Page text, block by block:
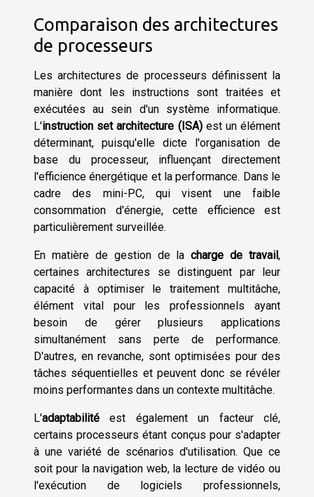
Comparaison des architectures
de processeurs
Les architectures de processeurs définissent la
manière dont les instructions sont traitées et
exécutées au sein d'un système informatique.
L'instruction set architecture (ISA)est un élément
déterminant, puisqu'elle dicte l'organisation de
base du processeur, influençant directement
l'efficience énergétique et la performance. Dans le
cadre des mini-PC, qui visent une faible
consommation d'énergie, cette efficience est
particulièrement surveillée.
En matière de gestion de lacharge de travail ,
certaines architectures se distinguent par leur
capacité à optimiser le traitement multitâche,
élément vital pour les professionnels ayant
besoin de gérer plusieurs applications
simultanément sans perte de performance.
D'autres, en revanche, sont optimisées pour des
tâches séquentielles et peuvent donc se révéler
moins performantes dans un contexte multitâche.
L'adaptabilité est également un facteur clé,
certains processeurs étant conçus pour s'adapter
à une variété de scénarios d'utilisation. Que ce
soit pour la navigation web, la lecture de vidéo ou
l'exécution de logiciels professionnels,